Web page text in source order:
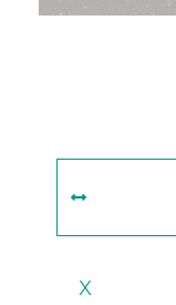
X